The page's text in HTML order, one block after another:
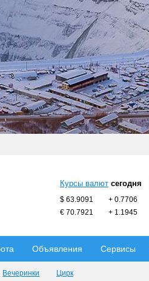
Курсы валют сегодня
$ 63.9091 + 0.7706
€ 70.7921
+ 1.1945
Объявления Сервисы
Вечеринки Цирк